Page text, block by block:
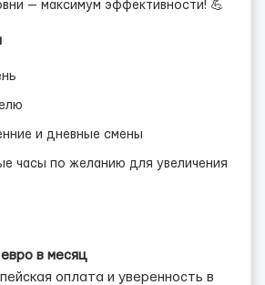
— максимум эффективности! 💪
и дневные смены
часы по желанию для увеличения
в месяц
оплата и уверенность в